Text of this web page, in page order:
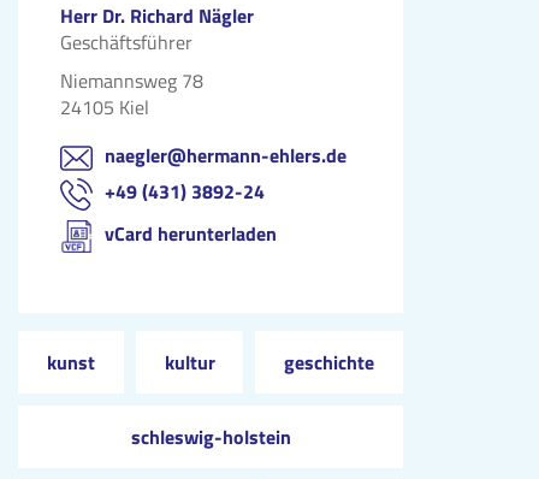
Herr Dr. Richard Nägler
Geschäftsführer
Niemannsweg 78
24105 Kiel
naegler@hermann-ehlers.de
+49 (431) 3892-24
vCard herunterladen
kunst kultur geschichte
schleswig-holstein